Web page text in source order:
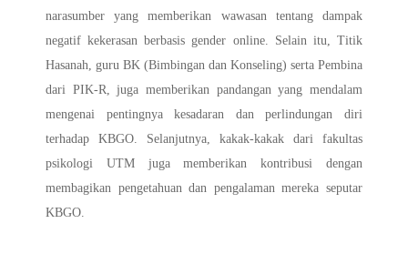
narasumber yang memberikan wawasan tentang dampak
negatif kekerasan berbasis gender online. Selain itu, Titik
Hasanah, guru BK (Bimbingan dan Konseling) serta Pembina
dari PIK-R, juga memberikan pandangan yang mendalam
mengenai pentingnya kesadaran dan perlindungan diri
terhadap KBGO. Selanjutnya, kakak-kakak dari fakultas
psikologi UTM juga memberikan kontribusi dengan
membagikan pengetahuan dan pengalaman mereka seputar
KBGO.